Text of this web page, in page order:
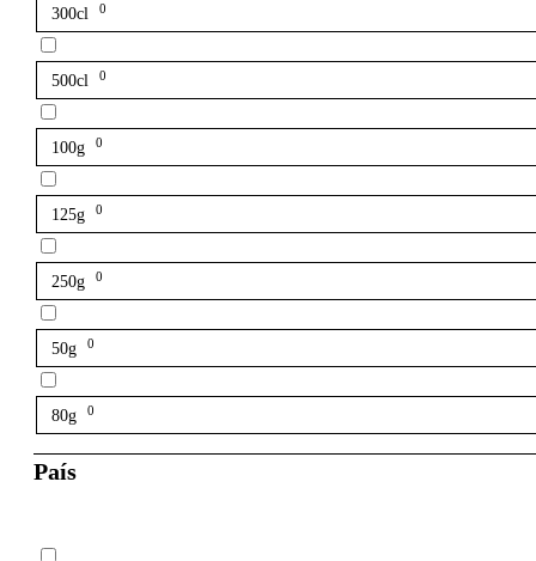
300cl 0
500cl 0
100g 0
125g 0
250g 0
50g 0
80g 0
País